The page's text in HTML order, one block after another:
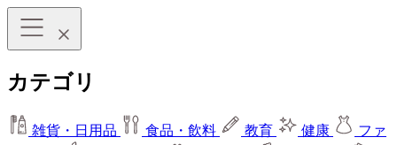
カテゴリ
雑貨・日用品 食品・飲料 教育 健康
ファ